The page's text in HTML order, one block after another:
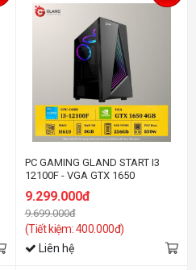
PC GAMING GLAND START I3
12100F - VGA GTX 1650
9.299.000đ
9.699.000đ
(Tiết kiệm: 400.000đ)
Liên hệ